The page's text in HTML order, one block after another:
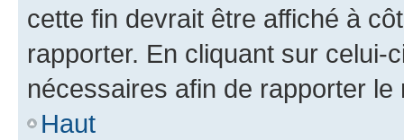
cette fin devrait être affiché à
rapporter. En cliquant sur
nécessaires afin de rapporter le
Haut